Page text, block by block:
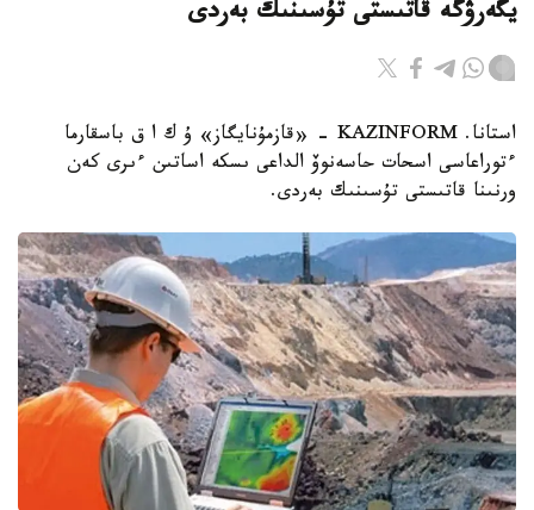
يگەرۋگە قاتىستى تۇسىنىك بەردى
استانا. KAZINFORM - «قازمۇنايگاز» ۇ ك ا ق باسقارما
ءتوراعاسى اسحات حاسەنوۆ الداعى ىسكە اساتىن ءىرى كەن
ورنىنا قاتىستى تۇسىنىك بەردى.